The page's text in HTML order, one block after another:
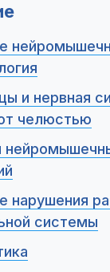
Информация
Контакты
и нервная
челюстью
нарушения
системы